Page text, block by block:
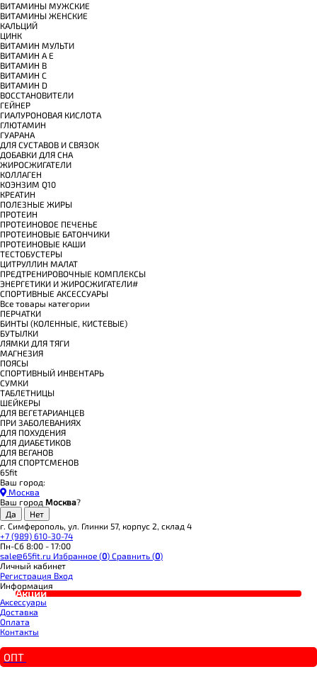
ВИТАМИНЫ МУЖСКИЕ
ВИТАМИНЫ ЖЕНСКИЕ
КАЛЬЦИЙ
ЦИНК
ВИТАМИН МУЛЬТИ
ВИТАМИН A E
ВИТАМИН B
ВИТАМИН C
ВИТАМИН D
ВОССТАНОВИТЕЛИ
ГЕЙНЕР
ГИАЛУРОНОВАЯ КИСЛОТА
ГЛЮТАМИН
ГУАРАНА
ДЛЯ СУСТАВОВ И СВЯЗОК
ДОБАВКИ ДЛЯ СНА
ЖИРОСЖИГАТЕЛИ
КОЛЛАГЕН
КОЭНЗИМ Q10
КРЕАТИН
ПОЛЕЗНЫЕ ЖИРЫ
ПРОТЕИН
ПРОТЕИНОВОЕ ПЕЧЕНЬЕ
ПРОТЕИНОВЫЕ БАТОНЧИКИ
ПРОТЕИНОВЫЕ КАШИ
ТЕСТОБУСТЕРЫ
ЦИТРУЛЛИН МАЛАТ
ПРЕДТРЕНИРОВОЧНЫЕ КОМПЛЕКСЫ
ЭНЕРГЕТИКИ И ЖИРОСЖИГАТЕЛИ#
СПОРТИВНЫЕ АКСЕССУАРЫ
Все товары категории
ПЕРЧАТКИ
БИНТЫ (КОЛЕННЫЕ, КИСТЕВЫЕ)
БУТЫЛКИ
ЛЯМКИ ДЛЯ ТЯГИ
МАГНЕЗИЯ
ПОЯСЫ
СПОРТИВНЫЙ ИНВЕНТАРЬ
СУМКИ
ТАБЛЕТНИЦЫ
ШЕЙКЕРЫ
ДЛЯ ВЕГЕТАРИАНЦЕВ
ПРИ ЗАБОЛЕВАНИЯХ
ДЛЯ ПОХУДЕНИЯ
ДЛЯ ДИАБЕТИКОВ
ДЛЯ ВЕГАНОВ
ДЛЯ СПОРТСМЕНОВ
65fit
Ваш город:
Москва
Ваш город Москва?
г. Симферополь, ул. Глинки 57, корпус 2, склад 4
+7 (989) 610-30-74
Пн-Сб 8:00 - 17:00
sale@65fit.ru Избранное (0) Сравнить (0)
Личный кабинет
Регистрация Вход
Информация
Акции
Аксессуары
Доставка
Оплата
Контакты
ОПТ